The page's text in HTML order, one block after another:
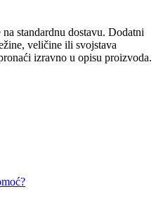
standardnu ​​dostavu. Dodatni
veličine ili svojstava
izravno u opisu proizvoda.